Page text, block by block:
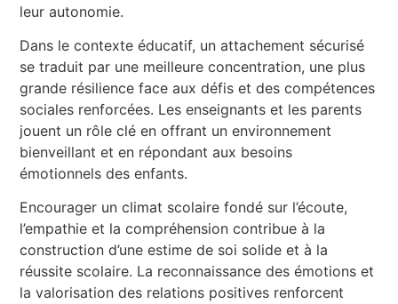
leur autonomie.
Dans le contexte éducatif, un attachement sécurisé
se traduit par une meilleure concentration, une plus
grande résilience face aux défis et des compétences
sociales renforcées. Les enseignants et les parents
jouent un rôle clé en offrant un environnement
bienveillant et en répondant aux besoins
émotionnels des enfants.
Encourager un climat scolaire fondé sur l’écoute,
l’empathie et la compréhension contribue à la
construction d’une estime de soi solide et à la
réussite scolaire. La reconnaissance des émotions et
la valorisation des relations positives renforcent